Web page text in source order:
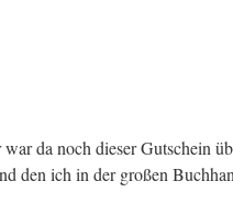
war da noch die­ser Gut­schein
den ich in der gro­ßen